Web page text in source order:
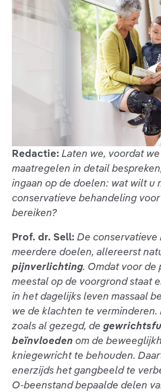
Redactie: Laten we, voordat
maatregelen in detail
ingaan op de doelen: wat wilt u
conservatieve behandeling
bereiken?
Prof. dr. Sell: De
meerdere doelen, allereerst
pijnverlichting. Omdat voor de
meestal op de voorgrond staat
in het dagelijks leven massaal
we de klachten te
zoals al gezegd, de
beïnvloeden om de
kniegewricht te behouden.
enerzijds het gangbeeld te
O-beenstand bepaalde delen